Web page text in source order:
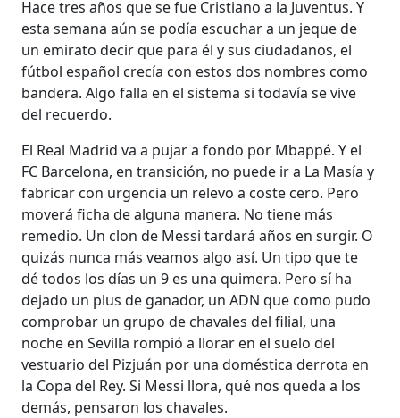
Hace tres años que se fue Cristiano a la Juventus. Y
esta semana aún se podía escuchar a un jeque de
un emirato decir que para él y sus ciudadanos, el
fútbol español crecía con estos dos nombres como
bandera. Algo falla en el sistema si todavía se vive
del recuerdo.
El Real Madrid va a pujar a fondo por Mbappé. Y el
FC Barcelona, en transición, no puede ir a La Masía y
fabricar con urgencia un relevo a coste cero. Pero
moverá ficha de alguna manera. No tiene más
remedio. Un clon de Messi tardará años en surgir. O
quizás nunca más veamos algo así. Un tipo que te
dé todos los días un 9 es una quimera. Pero sí ha
dejado un plus de ganador, un ADN que como pudo
comprobar un grupo de chavales del filial, una
noche en Sevilla rompió a llorar en el suelo del
vestuario del Pizjuán por una doméstica derrota en
la Copa del Rey. Si Messi llora, qué nos queda a los
demás, pensaron los chavales.